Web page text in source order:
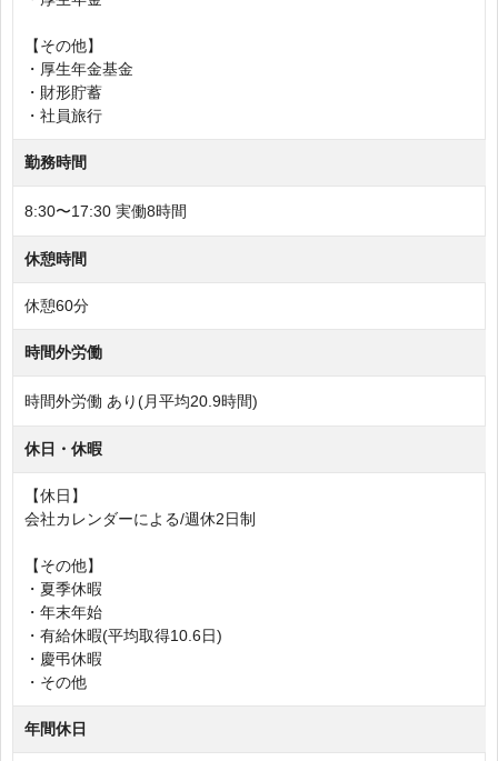
【その他】
・厚生年金基金
・財形貯蓄
・社員旅行
勤務時間
8:30〜17:30 実働8時間
休憩時間
休憩60分
時間外労働
時間外労働 あり(月平均20.9時間)
休日・休暇
【休日】
会社カレンダーによる/週休2日制
【その他】
・夏季休暇
・年末年始
・有給休暇(平均取得10.6日)
・慶弔休暇
・その他
年間休日